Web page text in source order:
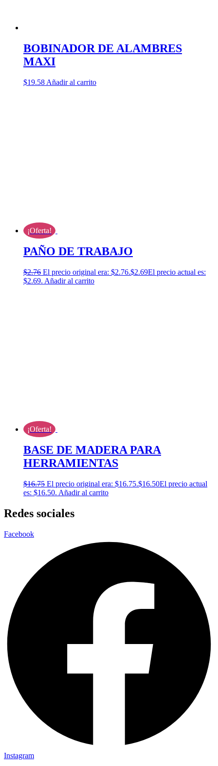
BOBINADOR DE ALAMBRES
MAXI
$19.58 Añadir al carrito
¡Oferta!
PAÑO DE TRABAJO
$2.76 El precio original era: $2.76.$2.69El precio actual es:
$2.69. Añadir al carrito
¡Oferta!
BASE DE MADERA PARA
HERRAMIENTAS
$16.75 El precio original era: $16.75.$16.50El precio actual
es: $16.50. Añadir al carrito
Redes sociales
Facebook
Instagram